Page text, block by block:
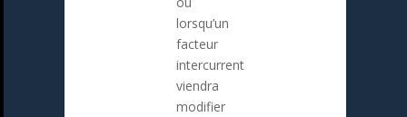
lorsqu’un
facteur
intercurrent
viendra
modifier